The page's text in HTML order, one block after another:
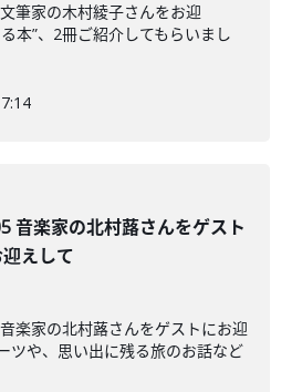
筆家の木村綾子さんをお迎
本”、2冊ご紹介してもらいまし
音楽家の北村蕗さんをゲスト
えして
楽家の北村蕗さんをゲストにお迎
ツや、思い出に残る旅のお話など